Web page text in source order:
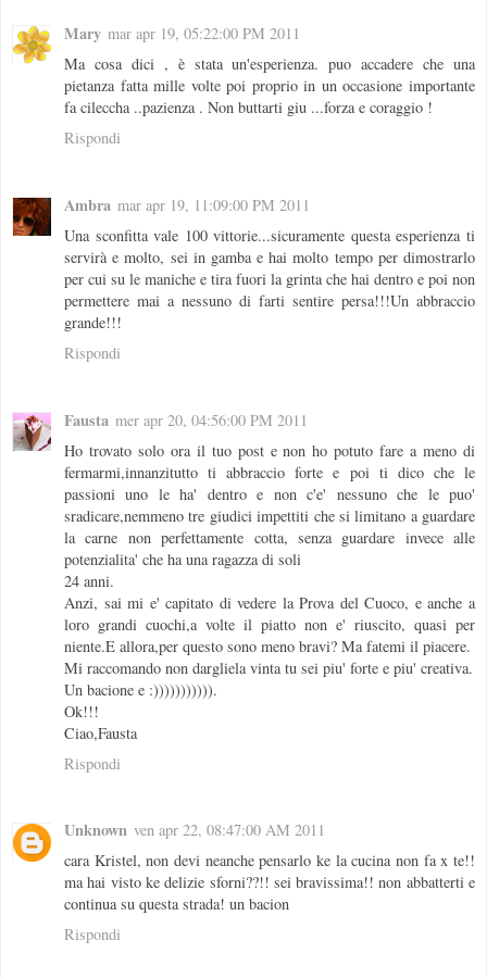
Mary mar apr 19, 05:22:00 PM 2011
Ma cosa dici , è stata un'esperienza. puo accadere che una
pietanza fatta mille volte poi proprio in un occasione importante
fa cileccha ..pazienza . Non buttarti giu ...forza e coraggio !
Rispondi
Ambra mar apr 19, 11:09:00 PM 2011
Una sconfitta vale 100 vittorie...sicuramente questa esperienza ti
servirà e molto, sei in gamba e hai molto tempo per dimostrarlo
per cui su le maniche e tira fuori la grinta che hai dentro e poi non
permettere mai a nessuno di farti sentire persa!!!Un abbraccio
grande!!!
Rispondi
Fausta mer apr 20, 04:56:00 PM 2011
Ho trovato solo ora il tuo post e non ho potuto fare a meno di
fermarmi,innanzitutto ti abbraccio forte e poi ti dico che le
passioni uno le ha' dentro e non c'e' nessuno che le puo'
sradicare,nemmeno tre giudici impettiti che si limitano a guardare
la carne non perfettamente cotta, senza guardare invece alle
potenzialita' che ha una ragazza di soli
24 anni.
Anzi, sai mi e' capitato di vedere la Prova del Cuoco, e anche a
loro grandi cuochi,a volte il piatto non e' riuscito, quasi per
niente.E allora,per questo sono meno bravi? Ma fatemi il piacere.
Mi raccomando non dargliela vinta tu sei piu' forte e piu' creativa.
Un bacione e :))))))))))).
Ok!!!
Ciao,Fausta
Rispondi
Unknown ven apr 22, 08:47:00 AM 2011
cara Kristel, non devi neanche pensarlo ke la cucina non fa x te!!
ma hai visto ke delizie sforni??!! sei bravissima!! non abbatterti e
continua su questa strada! un bacion
Rispondi